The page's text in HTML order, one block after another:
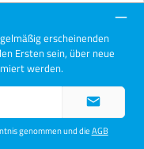
erscheinenden
Ersten sein, über neue
werden.
genommen und dieAGB